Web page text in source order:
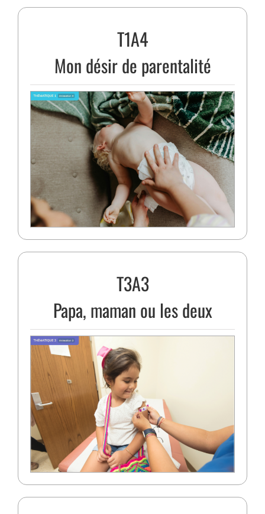
T1A4
Mon désir de parentalité
T3A3
Papa, maman ou les deux